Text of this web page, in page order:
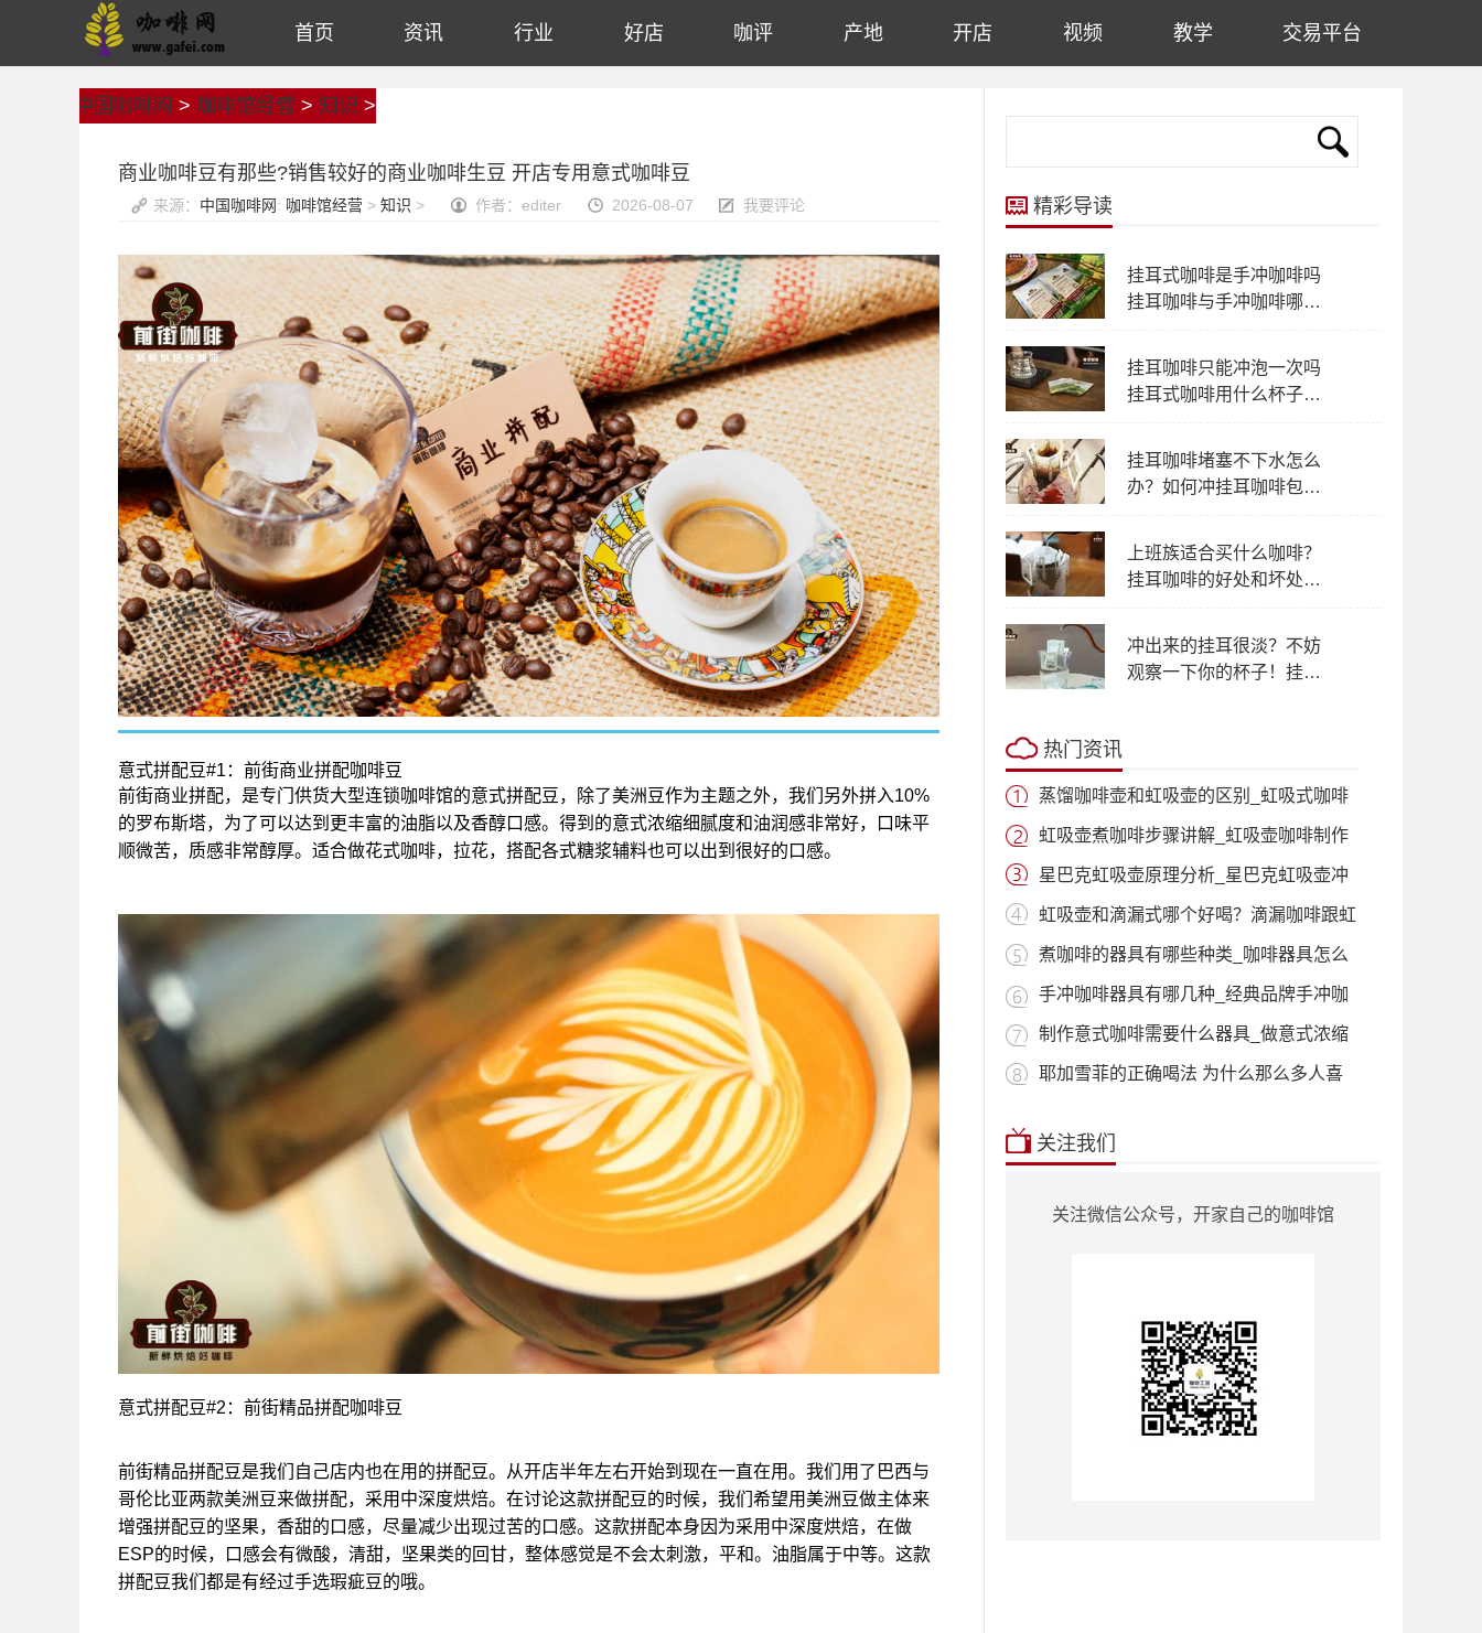
首页 资讯 行业 好店 咖评 产地 开店 视频 教学 交易平台
中国咖啡网 > 咖啡馆经营 > 知识 >
商业咖啡豆有那些?销售较好的商业咖啡生豆 开店专用意式咖啡豆
来源： 中国咖啡网: 咖啡馆经营 > 知识 > 作者：editer 2026-08-07 我要评论
意式拼配豆#1：前街商业拼配咖啡豆
前街商业拼配，是专门供货大型连锁咖啡馆的意式拼配豆，除了美洲豆作为主题之外，我们另外拼入10%
的罗布斯塔，为了可以达到更丰富的油脂以及香醇口感。得到的意式浓缩细腻度和油润感非常好，口味平
顺微苦，质感非常醇厚。适合做花式咖啡，拉花，搭配各式糖浆辅料也可以出到很好的口感。
意式拼配豆#2：前街精品拼配咖啡豆
前街精品拼配豆是我们自己店内也在用的拼配豆。从开店半年左右开始到现在一直在用。我们用了巴西与
哥伦比亚两款美洲豆来做拼配，采用中深度烘焙。在讨论这款拼配豆的时候，我们希望用美洲豆做主体来
增强拼配豆的坚果，香甜的口感，尽量减少出现过苦的口感。这款拼配本身因为采用中深度烘焙，在做
ESP的时候，口感会有微酸，清甜，坚果类的回甘，整体感觉是不会太刺激，平和。油脂属于中等。这款
拼配豆我们都是有经过手选瑕疵豆的哦。
精彩导读
挂耳式咖啡是手冲咖啡吗
挂耳咖啡与手冲咖啡哪个
挂耳咖啡只能冲泡一次吗
挂耳式咖啡用什么杯子冲
挂耳咖啡堵塞不下水怎么
办？如何冲挂耳咖啡包不
上班族适合买什么咖啡？
挂耳咖啡的好处和坏处有
效作用
冲出来的挂耳很淡？不妨
观察一下你的杯子！挂耳
热门资讯
蒸馏咖啡壶和虹吸壶的区别_虹吸式咖啡
壶适虹吸壶煮咖啡步骤讲解_虹吸壶咖啡制作
过程星巴克虹吸壶原理分析_星巴克虹吸壶冲
泡咖虹吸壶和滴漏式哪个好喝？滴漏咖啡跟虹
吸咖煮咖啡的器具有哪些种类_咖啡器具怎么
用_什手冲咖啡器具有哪几种_经典品牌手冲咖
啡器制作意式咖啡需要什么器具_做意式浓缩
咖啡耶加雪菲的正确喝法 为什么那么多人喜
本站推荐: 星巴克菜单2018价目表
啡 | 曼特宁 |
单品咖啡种类 | 90+咖啡豆 | 罗蜜奇
关注我们
关注微信公众号，开家自己的咖啡馆